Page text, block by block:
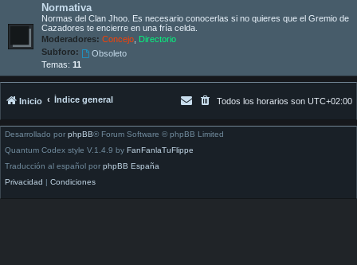
Normativa
Normas del Clan Jhoo. Es necesario conocerlas si no quieres que el Gremio de
Cazadores te encierre en una fría celda.
Moderadores: Concejo Directorio
Subforo:
Obsoleto
Temas: 11
Inicio Índice general Todos los horarios son UTC+02:00
Desarrollado por phpBB® Forum Software © phpBB Limited
Quantum Codex style V.1.4.9 by FanFanlaTuFlippe
Traducción al español por phpBB España
Privacidad
Condiciones